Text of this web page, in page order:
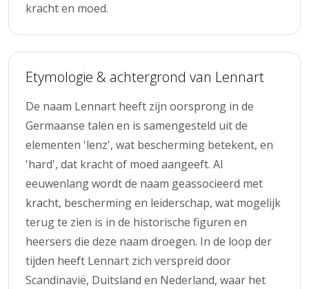
kracht en moed.
Etymologie & achtergrond van Lennart
De naam Lennart heeft zijn oorsprong in de
Germaanse talen en is samengesteld uit de
elementen 'lenz', wat bescherming betekent, en
'hard', dat kracht of moed aangeeft. Al
eeuwenlang wordt de naam geassocieerd met
kracht, bescherming en leiderschap, wat mogelijk
terug te zien is in de historische figuren en
heersers die deze naam droegen. In de loop der
tijden heeft Lennart zich verspreid door
Scandinavië, Duitsland en Nederland, waar het